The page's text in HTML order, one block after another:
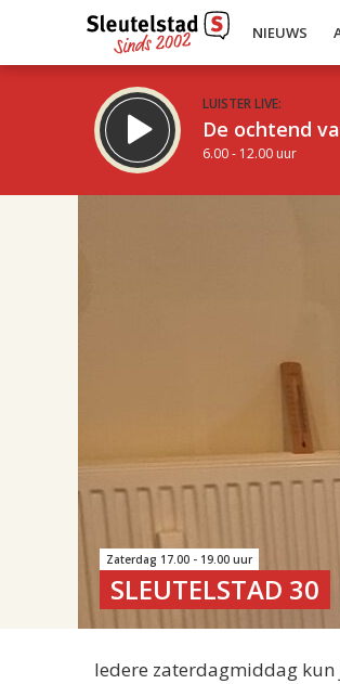
NIEUWS
LUISTER LIVE:
De ochtend
6.00 - 12.00 uur
Zaterdag 17.00 - 19.00 uur
SLEUTELSTAD 30
Iedere zaterdagmiddag